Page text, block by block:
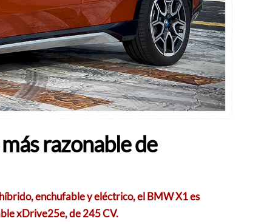
razonable de
enchufable y eléctrico, el BMW X1 es
xDrive25e, de 245 CV.